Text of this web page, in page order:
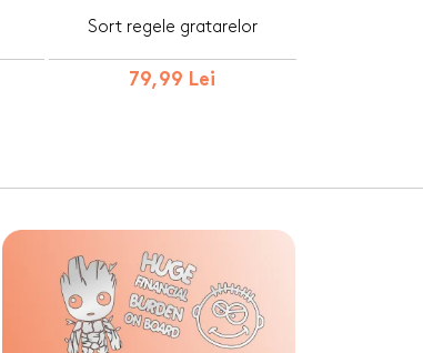
Sort regele gratarelor
79,99 Lei